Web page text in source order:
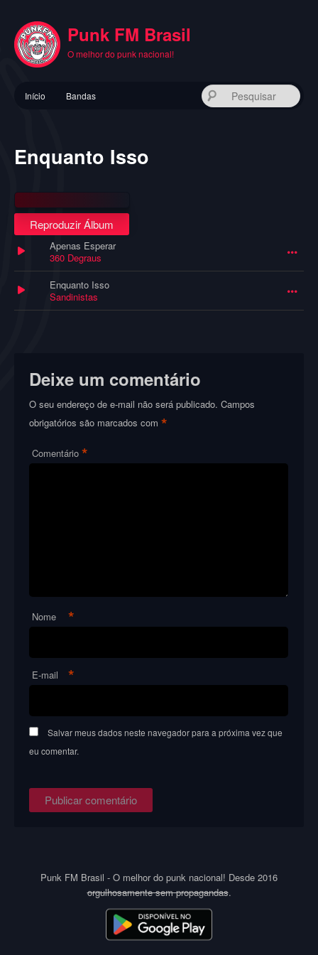
conteúdo
principal
Punk FM Brasil
O melhor do punk nacional!
principal
Início Bandas
Enquanto Isso
Reproduzir Álbum
Apenas Esperar
360 Degraus
Enquanto Isso
Sandinistas
Deixe um comentário
O seu endereço de e-mail não será publicado. Campos
obrigatórios são marcados com*
Comentário *
Nome *
E-mail *
Salvar meus dados neste navegador para a próxima vez que
eu comentar.
Punk FM Brasil - O melhor do punk nacional! Desde 2016
orgulhosamente sem propagandas.